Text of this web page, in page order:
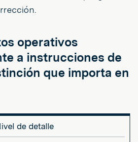
operativos
a instrucciones de
que importa en
de detalle